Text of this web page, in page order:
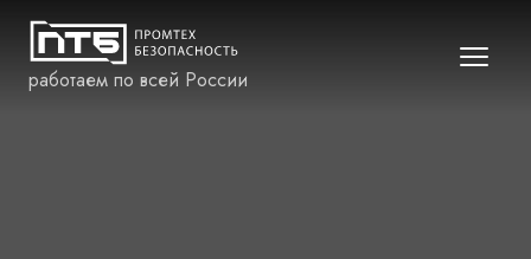
работаем по всей России